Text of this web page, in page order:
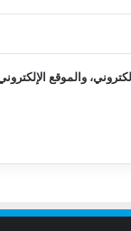
والموقع